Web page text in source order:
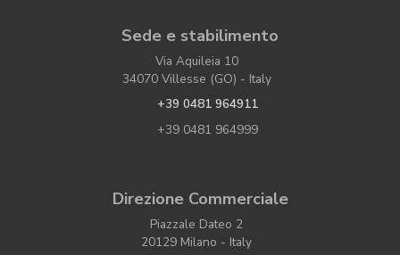
Sede e stabilimento
Via Aquileia 10
34070 Villesse (GO) - Italy
+39 0481 964911
+39 0481 964999
Direzione Commerciale
Piazzale Dateo 2
20129 Milano - Italy